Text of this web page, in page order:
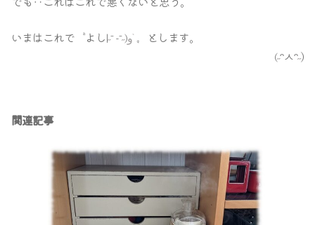
いまはこれで〝よし‎|˶⁻ -⁻˶)وﾞ 〟とします｡
(˶ᵔㅅᵔ˶)
関連記事